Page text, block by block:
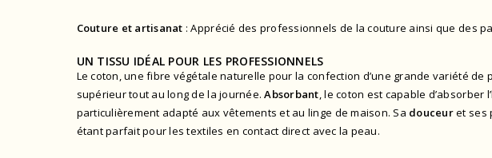
Couture et artisanat : Apprécié des professionnels de la couture ainsi que des
UN TISSU IDÉAL POUR LES PROFESSIONNELS
Le coton, une fibre végétale naturelle pour la confection d’une grande variété de
supérieur tout au long de la journée.Absorbant, le coton est capable
particulièrement adapté aux vêtements et au linge de maison. Sa douceuret ses
étant parfait pour les textiles en contact direct avec la peau.